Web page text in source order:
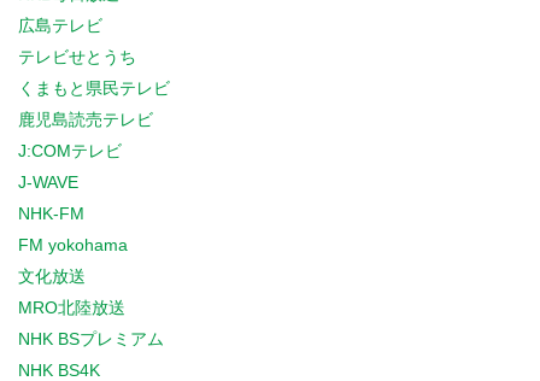
広島テレビ
テレビせとうち
くまもと県民テレビ
鹿児島読売テレビ
J:COMテレビ
J-WAVE
NHK-FM
FM yokohama
文化放送
MRO北陸放送
NHK BSプレミアム
NHK BS4K